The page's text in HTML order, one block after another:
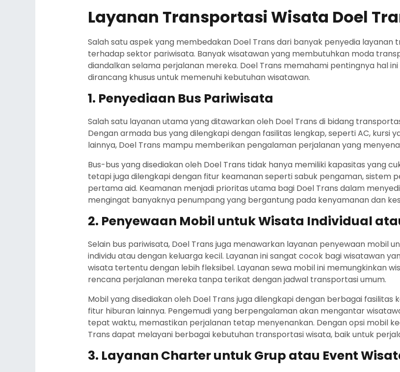
Layanan Transportasi Wisata Doel
Salah satu aspek yang membedakan Doel Trans dari banyak penyedia
terhadap sektor pariwisata. Banyak wisatawan yang membutuhkan moda
diandalkan selama perjalanan mereka. Doel Trans memahami pentingnya hal
dirancang khusus untuk memenuhi kebutuhan wisatawan.
1. Penyediaan Bus Pariwisata
Salah satu layanan utama yang ditawarkan oleh Doel Trans di bidang
Dengan armada bus yang dilengkapi dengan fasilitas lengkap, seperti AC, kursi
lainnya, Doel Trans mampu memberikan pengalaman perjalanan yang
Bus-bus yang disediakan oleh Doel Trans tidak hanya memiliki kapasitas yang
tetapi juga dilengkapi dengan fitur keamanan seperti sabuk pengaman, sistem
pertama aid. Keamanan menjadi prioritas utama bagi Doel Trans dalam
mengingat banyaknya penumpang yang bergantung pada kenyamanan dan
2. Penyewaan Mobil untuk Wisata Individual
Selain bus pariwisata, Doel Trans juga menawarkan layanan penyewaan mobil
individu atau dengan keluarga kecil. Layanan ini sangat cocok bagi wisatawan
wisata tertentu dengan lebih fleksibel. Layanan sewa mobil ini memungkinkan
rencana perjalanan mereka tanpa terikat dengan jadwal transportasi umum.
Mobil yang disediakan oleh Doel Trans juga dilengkapi dengan berbagai fasilitas
fitur hiburan lainnya. Pengemudi yang berpengalaman akan mengantar
tepat waktu, memastikan perjalanan tetap menyenankan. Dengan opsi mobil
Trans dapat melayani berbagai kebutuhan transportasi wisata, baik untuk
3. Layanan Charter untuk Grup atau Event